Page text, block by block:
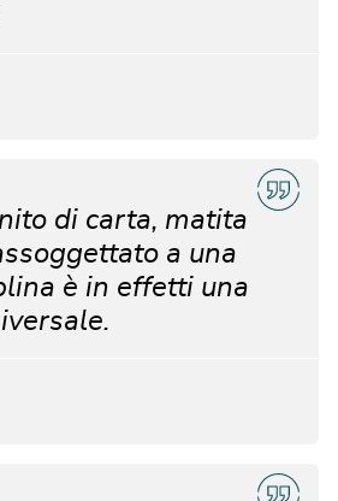
di carta, matita
a una
è in effetti una